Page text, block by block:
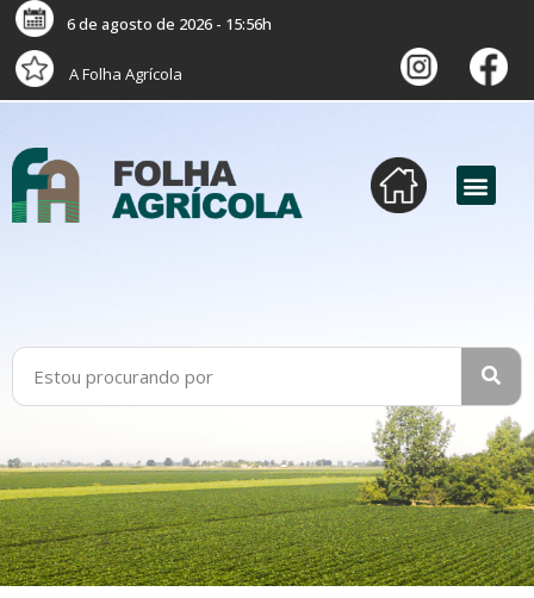
6 de agosto de 2026 - 15:56h
A Folha Agrícola